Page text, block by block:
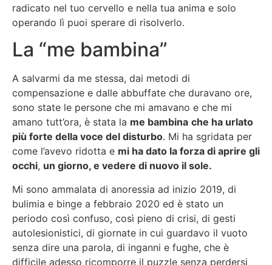
radicato nel tuo cervello e nella tua anima e solo
operando lì puoi sperare di risolverlo.
La “me bambina”
A salvarmi da me stessa, dai metodi di
compensazione e dalle abbuffate che duravano ore,
sono state le persone che mi amavano e che mi
amano tutt’ora, è stata la me bambina che ha urlato
più forte della voce del disturbo. Mi ha sgridata per
come l’avevo ridotta e mi ha dato la forza di aprire gli
occhi, un giorno, e vedere di nuovo il sole.
Mi sono ammalata di anoressia ad inizio 2019, di
bulimia e binge a febbraio 2020 ed è stato un
periodo così confuso, così pieno di crisi, di gesti
autolesionistici, di giornate in cui guardavo il vuoto
senza dire una parola, di inganni e fughe, che è
difficile adesso ricomporre il puzzle senza perdersi